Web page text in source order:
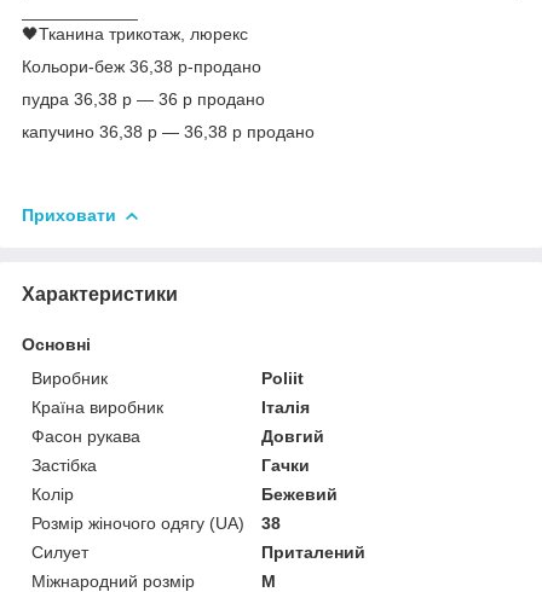
🖤Тканина трикотаж, люрекс
Кольори-беж 36,38 р-продано
пудра 36,38 р — 36 р продано
капучино 36,38 р — 36,38 р продано
Приховати
Характеристики
Основні
Виробник
Poliit
Країна виробник
Італія
Фасон рукава
Довгий
Застібка
Гачки
Колір
Бежевий
Розмір жіночого одягу (UA)
38
Силует
Приталений
Міжнародний розмір
M